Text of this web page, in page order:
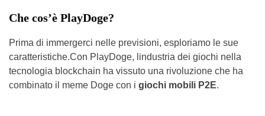
Che cos’è PlayDoge?
Prima di immergerci nelle previsioni, esploriamo le sue
caratteristiche.Con PlayDoge, lindustria dei giochi nella
tecnologia blockchain ha vissuto una rivoluzione che ha
combinato il meme Doge con i giochi mobili P2E.